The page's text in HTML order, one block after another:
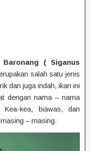
( Siganus
salah satu jenis
dan juga indah, ikan ini
dengan nama – nama
Kea-kea, biawas, dan
– masing.